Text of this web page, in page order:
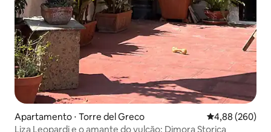
Apartamento ⋅ Torre del Greco 4,88 de uma
4,88 (260)
Liza Leopardi e o amante do vulcão: Dimora Storica